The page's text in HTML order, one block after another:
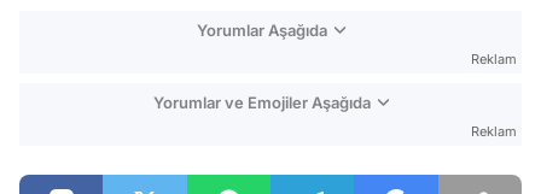
Yorumlar Aşağıda
Reklam
Yorumlar ve Emojiler Aşağıda
Reklam